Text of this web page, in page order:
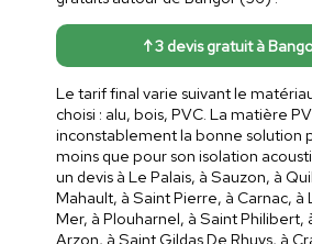
↑ 3 devis gratuit à
Le tarif final varie suivant le
choisi : alu, bois, PVC. La matière
inconstablement la bonne solution
moins que pour son isolation
un devis à Le Palais, à Sauzon, à
Mahault, à Saint Pierre, à Carnac, à
Mer, à Plouharnel, à Saint Philibert,
Arzon, à Saint Gildas De Rhuys, à